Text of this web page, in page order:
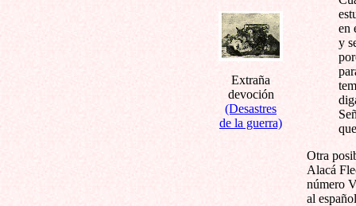
en
y
Otra
Alacá
número
al
Extraña
devoción
(Desastres
de la guerra)